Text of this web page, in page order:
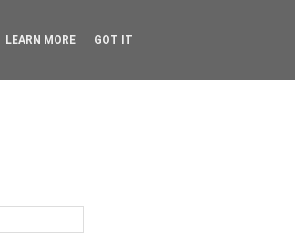
LEARN MORE GOT IT